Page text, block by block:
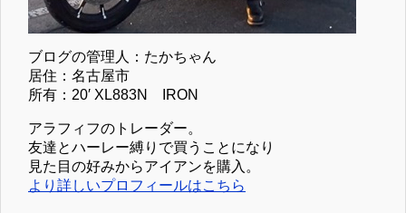
ブログの管理人：たかちゃん
居住：名古屋市
所有：20′ XL883N IRON
アラフィフのトレーダー。
友達とハーレー縛りで買うことになり
見た目の好みからアイアンを購入。
より詳しいプロフィールはこちら